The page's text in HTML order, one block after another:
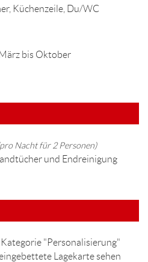
Küchenzeile, Du/WC
bis Oktober
Nacht für 2 Personen)
und Endreinigung
"Personalisierung"
Lagekarte sehen